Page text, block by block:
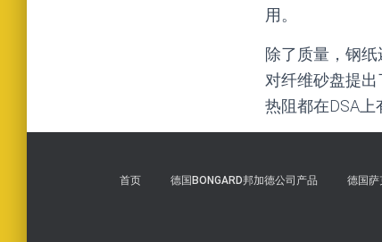
用。
除了质量，钢
对纤维砂盘提
热阻都在DSA上
首页 德国BONGARD邦加德公司产品 德国萨